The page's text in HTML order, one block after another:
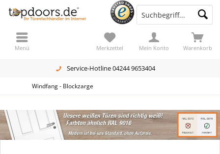
Service-Hotline 04244 9653404
Warenkorb
Merkzettel Mein Konto
Menü
Windfang - Blockzarge